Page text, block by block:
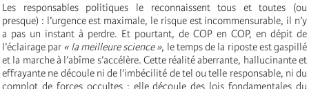
Les responsables politiques le reconnaissent tous et toutes (ou
presque) : l’urgence est maximale, le risque est incommensurable, il n’y
a pas un instant à perdre. Et pourtant, de COP en COP, en dépit de
l’éclairage par « la meilleure science », le temps de la riposte est gaspillé
et la marche à l’abîme s’accélère. Cette réalité aberrante, hallucinante et
effrayante ne découle ni de l’imbécilité de tel ou telle responsable, ni du
complot de forces occultes : elle découle des lois fondamentales du